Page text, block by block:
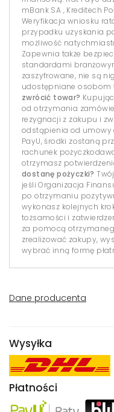
mBank SA , Kreditech
Weryfikacja wniosku
przypadku uzyskania
możliwość
Zapewnia także
standardami
zaszyfrowane, nie są
udostępniane osobom
zwrócić towar?
od otrzymania
rezygnacji z zakupu i
odstąpienia od umowy
PayU, środki zostaną
rachunek
otrzymasz
dostanę pożyczki?
jeśli Organizacja
po otrzymaniu
wykonasz kolejnych
tożsamości i
za pomocą
zrealizować zakupy,
wybrać inną formę
Dane producenta
Wysyłka
Płatności